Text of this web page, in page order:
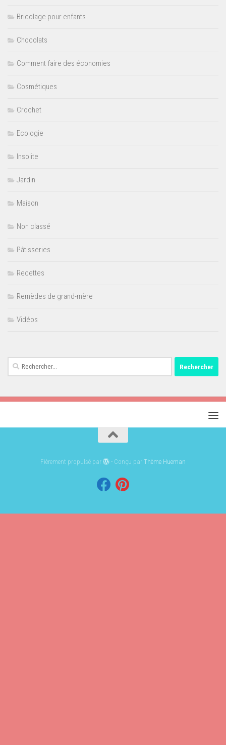
Bricolage pour enfants
Chocolats
Comment faire des économies
Cosmétiques
Crochet
Ecologie
Insolite
Jardin
Maison
Non classé
Pâtisseries
Recettes
Remèdes de grand-mère
Vidéos
Rechercher :
Fièrement propulsé par - Conçu parThème Hueman